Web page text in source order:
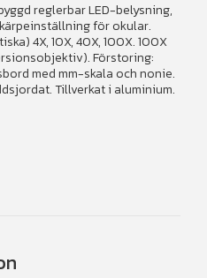
reglerbar LED-belysning,
för okular.
4X, 10X, 40X, 100X. 100X
Förstoring:
med mm-skala och nonie.
Tillverkat i aluminium.